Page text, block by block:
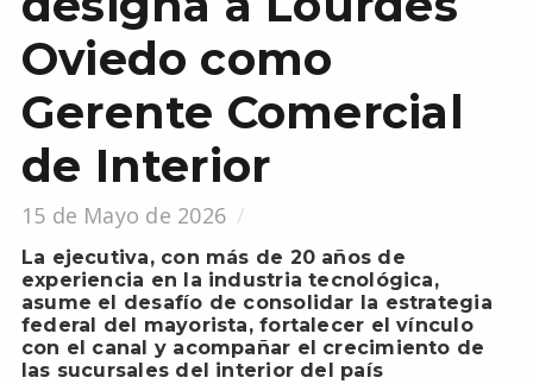
Oviedo como
Gerente Comercial
de Interior
15 de Mayo de 2026
La ejecutiva, con más de 20 años de
experiencia en la industria tecnológica,
asume el desafío de consolidar la estrategia
federal del mayorista, fortalecer el vínculo
con el canal y acompañar el crecimiento de
las sucursales del interior del país